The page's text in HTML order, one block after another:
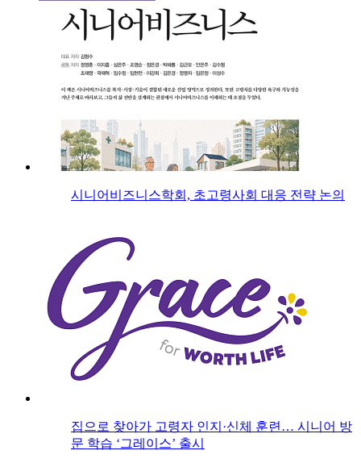
시니어비즈니스학회, 초고령사회 대응 전략 논의
집으로 찾아가 고령자 인지·신체 훈련… 시니어 방
문 학습 ‘그레이스’ 출시